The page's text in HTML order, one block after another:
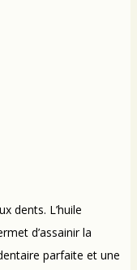
dents. L’huile
d’assainir la
parfaite et une